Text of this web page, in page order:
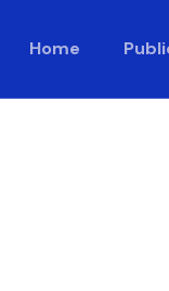
Home